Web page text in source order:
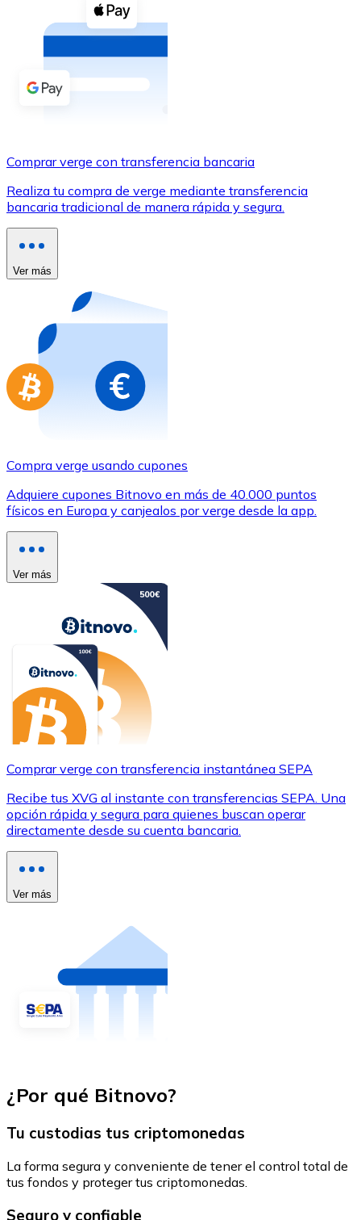
Compra criptomonedas con efectivo en tu tienda más
Comprar con efectivo
Transferencia SEPA
Utiliza tarjetas Visa y Mastercard para comprar
Comprar con tarjeta
Compra tarjetas regalo de tus marcas favoritas con
Ir a la tienda de tarjetas regalo
Comprar verge con transferencia bancaria
Realiza tu compra de verge mediante transferencia
bancaria tradicional de manera rápida y segura.
Ver más
Compra verge usando cupones
Adquiere cupones Bitnovo en más de 40.000 puntos
físicos en Europa y canjealos por verge desde la app.
Ver más
Comprar verge con transferencia instantánea SEPA
Recibe tus XVG al instante con transferencias SEPA. Una
opción rápida y segura para quienes buscan operar
directamente desde su cuenta bancaria.
Ver más
¿Por qué Bitnovo?
Tu custodias tus criptomonedas
La forma segura y conveniente de tener el control total de
tus fondos y proteger tus criptomonedas.
Seguro y confiable